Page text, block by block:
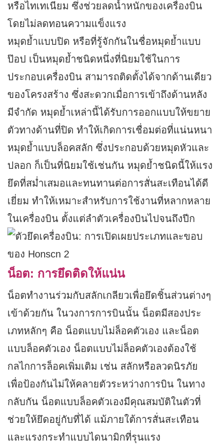
หรือไทเทเนียม ซึ่งช่วยลดน้ำหนักของเครื่องบิน
โดยไม่ลดทอนความแข็งแรง
หมุดย้ำแบบปิด หรือที่รู้จักกันในชื่อหมุดย้ำแบบ
ป๊อป เป็นหมุดย้ำชนิดหนึ่งที่นิยมใช้ในการ
ประกอบเครื่องบิน สามารถติดตั้งได้จากด้านเดียว
ของโครงสร้าง ซึ่งสะดวกเมื่อการเข้าถึงด้านหลัง
มีจำกัด หมุดย้ำเหล่านี้ได้รับการออกแบบให้ขยาย
ตัวทางด้านที่ปิด ทำให้เกิดการเชื่อมต่อที่แน่นหนา
หมุดย้ำแบบล็อคสลัก ซึ่งประกอบด้วยหมุดหัวและ
ปลอก ก็เป็นที่นิยมใช้เช่นกัน หมุดย้ำชนิดนี้ให้แรง
ยึดที่สม่ำเสมอและทนทานต่อการสั่นสะเทือนได้ดี
เยี่ยม ทำให้เหมาะสำหรับการใช้งานที่หลากหลาย
ในเครื่องบิน ตั้งแต่ลำตัวเครื่องบินไปจนถึงปีก
น็อต: การยึดติดให้แน่น
น็อตทำงานร่วมกับสลักเกลียวเพื่อยึดชิ้นส่วนต่างๆ
เข้าด้วยกัน ในวงการการบินนั้น น็อตมีสองประ
เภทหลักๆ คือ น็อตแบบไม่ล็อคตัวเอง และน็อต
แบบล็อคตัวเอง น็อตแบบไม่ล็อคตัวเองต้องใช้
กลไกการล็อคเพิ่มเติม เช่น สลักหรือลวดนิรภัย
เพื่อป้องกันไม่ให้คลายตัวระหว่างการบิน ในทาง
กลับกัน น็อตแบบล็อคตัวเองมีคุณสมบัติในตัวที่
ช่วยให้ยึดอยู่กับที่ได้ แม้ภายใต้การสั่นสะเทือน
และแรงกระทำแบบไดนามิกที่รุนแรง